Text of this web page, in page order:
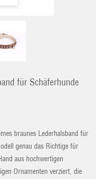
für Schäferhunde
braunes Lederhalsband für
genau das Richtige für
aus hochwertigen
Ornamenten verziert, die